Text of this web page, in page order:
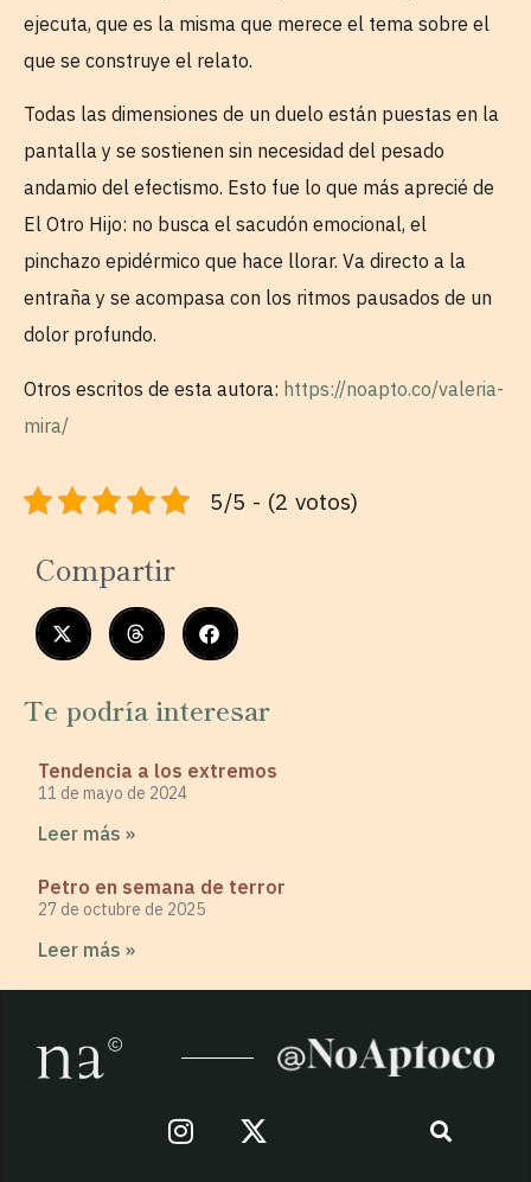
ejecuta, que es la misma que merece el tema sobre el
que se construye el relato.
Todas las dimensiones de un duelo están puestas en la
pantalla y se sostienen sin necesidad del pesado
andamio del efectismo. Esto fue lo que más aprecié de
El Otro Hijo: no busca el sacudón emocional, el
pinchazo epidérmico que hace llorar. Va directo a la
entraña y se acompasa con los ritmos pausados de un
dolor profundo.
Otros escritos de esta autora: https://noapto.co/valeria-
mira/
5/5 - (2 votos)
Compartir
Te podría interesar
Tendencia a los extremos
11 de mayo de 2024
Leer más »
Petro en semana de terror
27 de octubre de 2025
Leer más »